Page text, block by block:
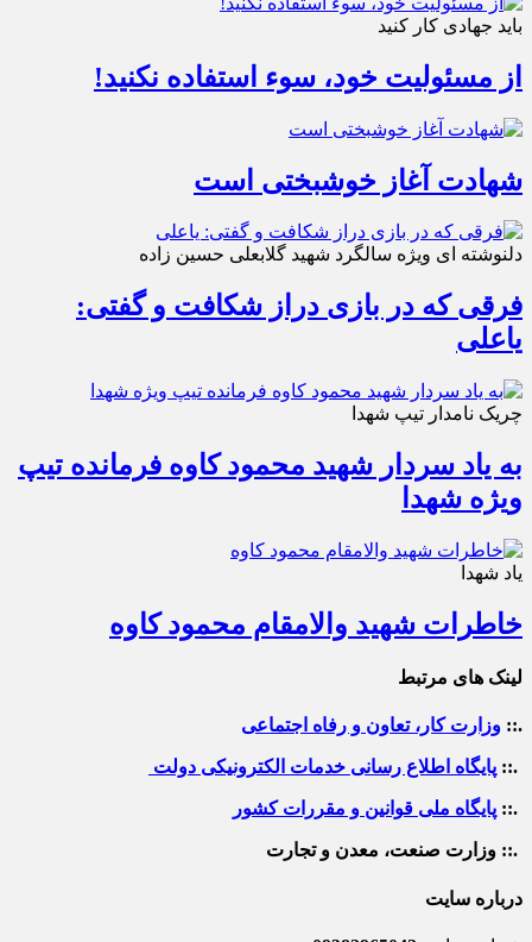
باید جهادی کار کنید
از مسئولیت خود، سوء استفاده نکنید!
شهادت آغاز خوشبختی است
دلنوشته ای ویژه سالگرد شهید گلابعلی حسین زاده
فرقی که در بازی دراز شکافت و گفتی:
یاعلی
چریک نامدار تیپ شهدا
به یاد سردار شهید محمود کاوه فرمانده تیپ
ویژه شهدا
یاد شهدا
خاطرات شهید والامقام محمود کاوه‌
لینک های مرتبط
.:: وزارت کار، تعاون و رفاه اجتماعی
.:: پایگاه اطلاع رسانی خدمات الکترونیکی دولت
.:: پایگاه ملی قوانین و مقررات کشور
.:: وزارت صنعت، معدن و تجارت
درباره سایت